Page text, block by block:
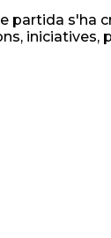
partida s'ha
iniciatives,